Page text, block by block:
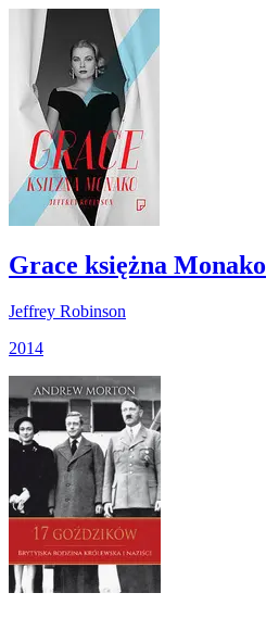
Grace księżna Monako
Jeffrey Robinson
2014